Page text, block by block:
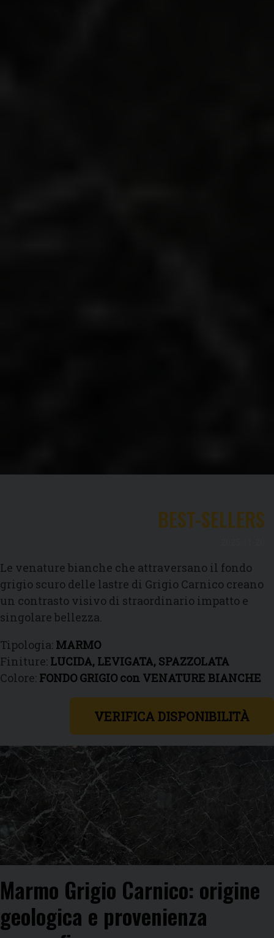
BEST-SELLERS
Le venature bianche che attraversano il fondo
grigio scuro delle lastre di Grigio Carnico creano
un contrasto visivo di straordinario impatto e
singolare bellezza.
Tipologia: MARMO
Finiture: LUCIDA, LEVIGATA, SPAZZOLATA
Colore: FONDO GRIGIO con VENATURE BIANCHE
VERIFICA DISPONIBILITÀ
Marmo Grigio Carnico: origine
geologica e provenienza